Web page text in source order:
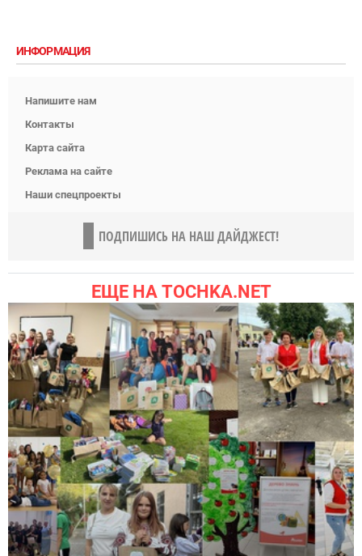
ИНФОРМАЦИЯ
Напишите нам
Контакты
Карта сайта
Реклама на сайте
Наши спецпроекты
ПОДПИШИСЬ НА НАШ ДАЙДЖЕСТ!
ЕЩЕ НА TOCHKA.NET